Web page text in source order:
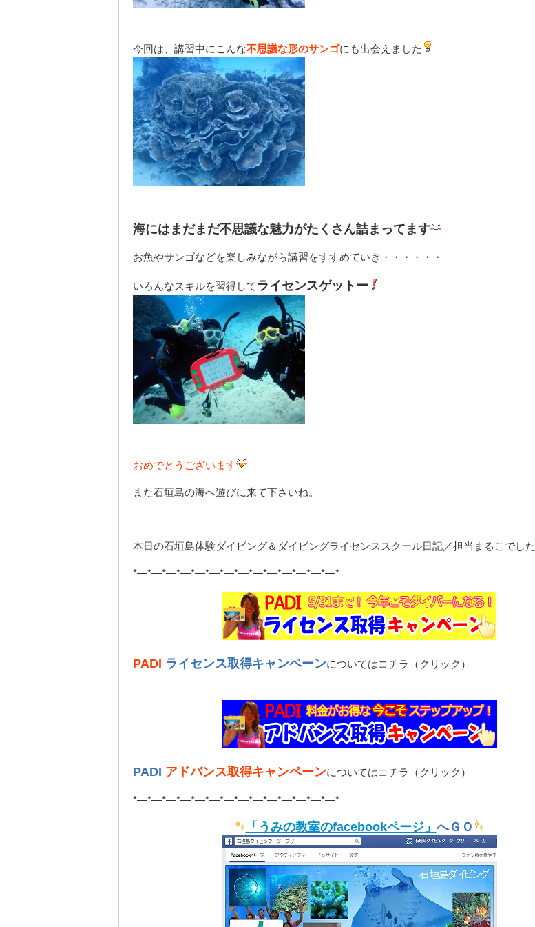
今回は、講習中にこんな不思議な形のサンゴにも出会えました
海にはまだまだ不思議な魅力がたくさん詰まってます
お魚やサンゴなどを楽しみながら講習をすすめていき・・・・・・
いろんなスキルを習得して ライセンスゲットー
おめでとうございます
また石垣島の海へ遊びに来て下さいね。
本日の石垣島体験ダイビング＆ダイビングライセンススクール日記／担当まるこでした
*—*—*—*—*—*—*—*—*—*—*—*—*—*—*
PADI ライセンス取得キャンペーンについてはコチラ（クリック）
PADI アドバンス取得キャンペーンについてはコチラ（クリック）
*—*—*—*—*—*—*—*—*—*—*—*—*—*—*
「うみの教室のfacebookページ」 へＧＯ